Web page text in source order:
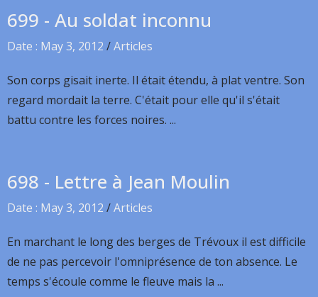
699 - Au soldat inconnu
Date : May 3, 2012 /Articles
Son corps gisait inerte. Il était étendu, à plat ventre. Son
regard mordait la terre. C'était pour elle qu'il s'était
battu contre les forces noires. ...
698 - Lettre à Jean Moulin
Date : May 3, 2012 /Articles
En marchant le long des berges de Trévoux il est difficile
de ne pas percevoir l'omniprésence de ton absence. Le
temps s'écoule comme le fleuve mais la ...